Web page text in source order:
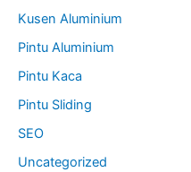
Kusen Aluminium
Pintu Aluminium
Pintu Kaca
Pintu Sliding
SEO
Uncategorized